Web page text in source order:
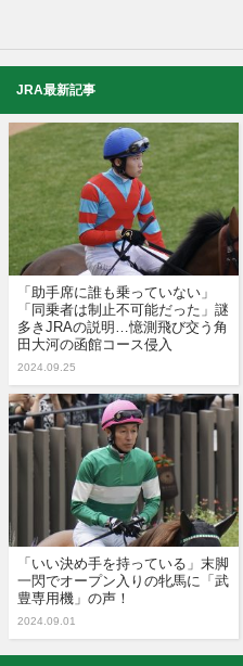
JRA最新記事
「助手席に誰も乗っていない」
「同乗者は制止不可能だった」謎
多きJRAの説明…憶測飛び交う角
田大河の函館コース侵入
2024.09.25
「いい決め手を持っている」末脚
一閃でオープン入りの牝馬に「武
豊専用機」の声！
2024.09.01